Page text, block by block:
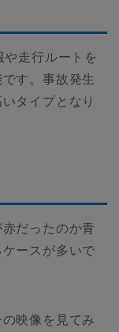
走行ルートを
す。事故発生
タイプとなり
だったのか青
ースが多いで
映像を見てみ